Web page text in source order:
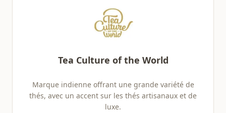
Tea Culture of the World
Marque indienne offrant une grande variété de
thés, avec un accent sur les thés artisanaux et de
luxe.